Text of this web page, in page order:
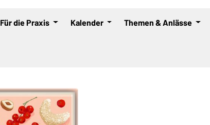
Für die Praxis Kalender Themen & Anlässe